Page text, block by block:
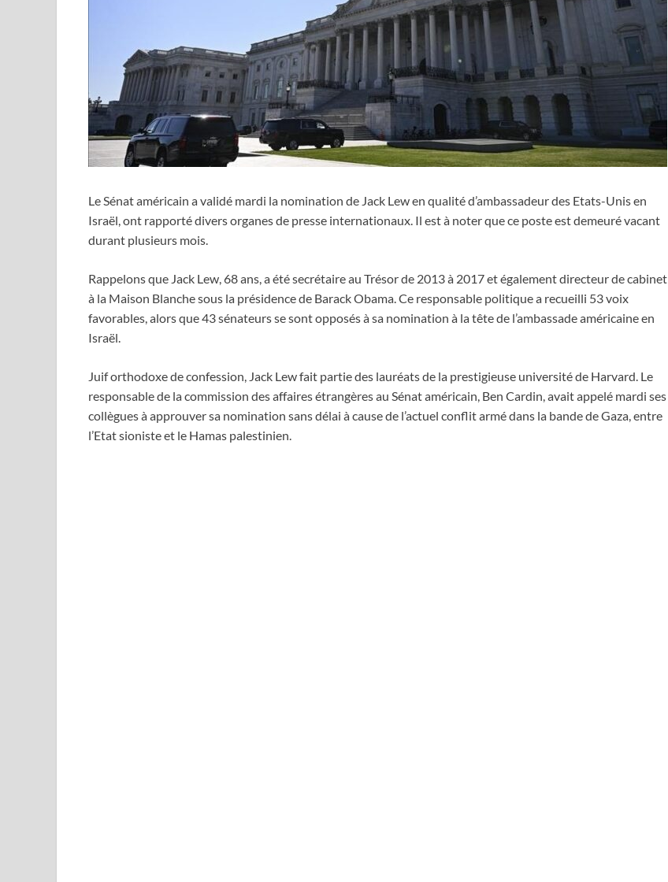
Le Sénat américain a validé mardi la nomination de Jack Lew en qualité d’ambassadeur des Etats-Unis en
Israël, ont rapporté divers organes de presse internationaux. Il est à noter que ce poste est demeuré vacant
durant plusieurs mois.
Rappelons que Jack Lew, 68 ans, a été secrétaire au Trésor de 2013 à 2017 et également directeur de cabinet
à la Maison Blanche sous la présidence de Barack Obama. Ce responsable politique a recueilli 53 voix
favorables, alors que 43 sénateurs se sont opposés à sa nomination à la tête de l’ambassade américaine en
Israël.
Juif orthodoxe de confession, Jack Lew fait partie des lauréats de la prestigieuse université de Harvard. Le
responsable de la commission des affaires étrangères au Sénat américain, Ben Cardin, avait appelé mardi ses
collègues à approuver sa nomination sans délai à cause de l’actuel conflit armé dans la bande de Gaza, entre
l’Etat sioniste et le Hamas palestinien.